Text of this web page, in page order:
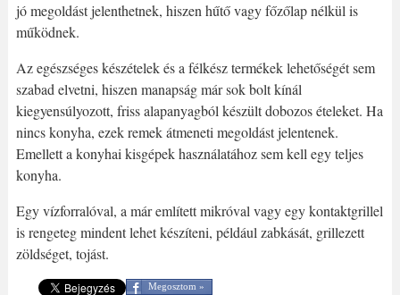
jó megoldást jelenthetnek, hiszen hűtő vagy főzőlap nélkül is
működnek.
Az egészséges készételek és a félkész termékek lehetőségét sem
szabad elvetni, hiszen manapság már sok bolt kínál
kiegyensúlyozott, friss alapanyagból készült dobozos ételeket. Ha
nincs konyha, ezek remek átmeneti megoldást jelentenek.
Emellett a konyhai kisgépek használatához sem kell egy teljes
konyha.
Egy vízforralóval, a már említett mikróval vagy egy kontaktgrillel
is rengeteg mindent lehet készíteni, például zabkását, grillezett
zöldséget, tojást.
Megosztom »